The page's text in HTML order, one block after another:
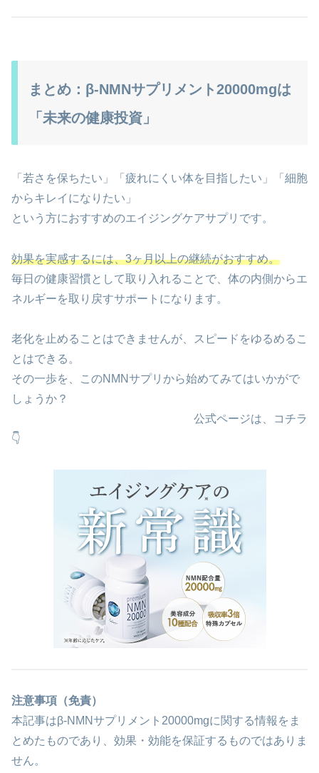
まとめ：β-NMNサプリメント20000mgは
「未来の健康投資」
「若さを保ちたい」「疲れにくい体を目指したい」「細胞
からキレイになりたい」
という方におすすめのエイジングケアサプリです。
効果を実感するには、3ヶ月以上の継続がおすすめ。
毎日の健康習慣として取り入れることで、体の内側からエ
ネルギーを取り戻すサポートになります。
老化を止めることはできませんが、スピードをゆるめるこ
とはできる。
その一歩を、このNMNサプリから始めてみてはいかがで
しょうか？
公式ページは、コチラ
👇
注意事項（免責）
本記事はβ-NMNサプリメント20000mgに関する情報をま
とめたものであり、効果・効能を保証するものではありま
せん。